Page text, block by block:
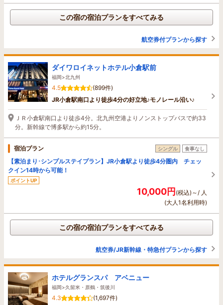
この宿の宿泊プランをすべてみる
航空券付プランから探す
ダイワロイネットホテル小倉駅前
福岡>北九州
4.5
(899件)
JR小倉駅南口より徒歩4分の好立地♪モノレール沿い♪
ＪＲ小倉駅南口より徒歩4分。北九州空港よりノンストップバスで約33
分。新幹線で博多駅から約15分。
宿泊プラン シングル 食事なし
【素泊まり･シンプルステイプラン】JR小倉駅より徒歩4分圏内 チェッ
クイン14時から可能！
ポイントUP
10,000円(税込)～/ 人
(大人1名利用時)
この宿の宿泊プランをすべてみる
航空券/JR新幹線・特急付プランから探す
ホテルグランスパ アベニュー
福岡>久留米・原鶴・筑後川
4.3
(1,697件)